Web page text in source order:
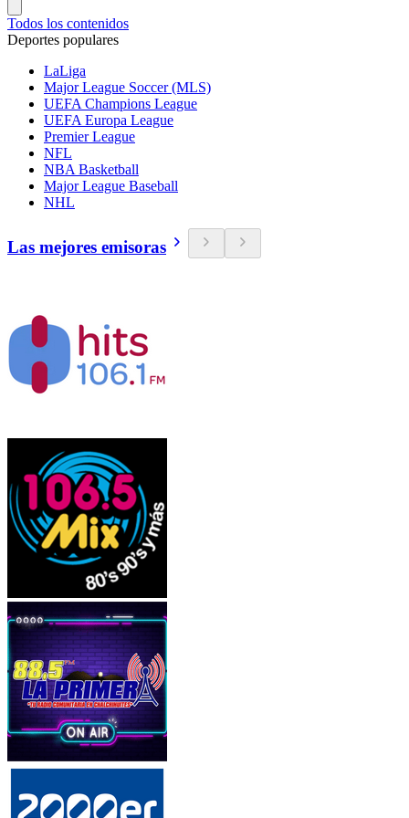
Todos los contenidos
Deportes populares
LaLiga
Major League Soccer (MLS)
UEFA Champions League
UEFA Europa League
Premier League
NFL
NBA Basketball
Major League Baseball
NHL
Las mejores emisoras